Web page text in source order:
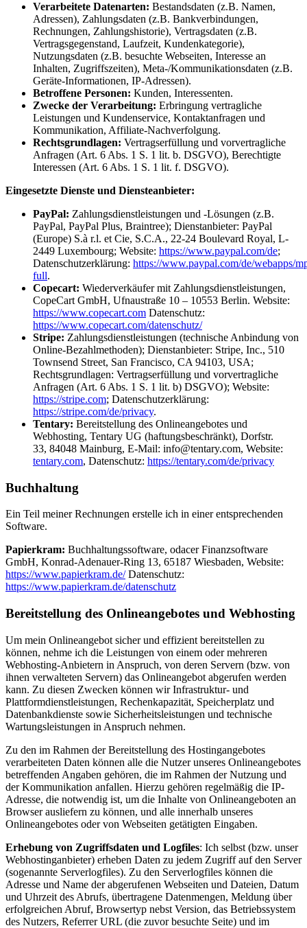
Verarbeitete Datenarten: Bestandsdaten (z.B. Namen,
Adressen), Zahlungsdaten (z.B. Bankverbindungen,
Rechnungen, Zahlungshistorie), Vertragsdaten (z.B.
Vertragsgegenstand, Laufzeit, Kundenkategorie),
Nutzungsdaten (z.B. besuchte Webseiten, Interesse an
Inhalten, Zugriffszeiten), Meta-/Kommunikationsdaten (z.B.
Geräte-Informationen, IP-Adressen).
Betroffene Personen: Kunden, Interessenten.
Zwecke der Verarbeitung: Erbringung vertragliche
Leistungen und Kundenservice, Kontaktanfragen und
Kommunikation, Affiliate-Nachverfolgung.
Rechtsgrundlagen: Vertragserfüllung und vorvertragliche
Anfragen (Art. 6 Abs. 1 S. 1 lit. b. DSGVO), Berechtigte
Interessen (Art. 6 Abs. 1 S. 1 lit. f. DSGVO).
Eingesetzte Dienste und Diensteanbieter:
PayPal: Zahlungsdienstleistungen und -Lösungen (z.B.
PayPal, PayPal Plus, Braintree); Dienstanbieter: PayPal
(Europe) S.à r.l. et Cie, S.C.A., 22-24 Boulevard Royal, L-
2449 Luxembourg; Website: https://www.paypal.com/de;
Datenschutzerklärung: https://www.paypal.com/de/webapps/
full.
Copecart: Wiederverkäufer mit Zahlungsdienstleistungen,
CopeCart GmbH, Ufnaustraße 10 – 10553 Berlin. Website:
https://www.copecart.com Datenschutz:
https://www.copecart.com/datenschutz/
Stripe: Zahlungsdienstleistungen (technische Anbindung von
Online-Bezahlmethoden); Dienstanbieter: Stripe, Inc., 510
Townsend Street, San Francisco, CA 94103, USA;
Rechtsgrundlagen: Vertragserfüllung und vorvertragliche
Anfragen (Art. 6 Abs. 1 S. 1 lit. b) DSGVO); Website:
https://stripe.com; Datenschutzerklärung:
https://stripe.com/de/privacy.
Tentary: Bereitstellung des Onlineangebotes und
Webhosting, Tentary UG (haftungsbeschränkt), Dorfstr.
33, 84048 Mainburg, E-Mail: info@tentary.com, Website:
tentary.com, Datenschutz: https://tentary.com/de/privacy
Buchhaltung
Ein Teil meiner Rechnungen erstelle ich in einer entsprechenden
Software.
Papierkram: Buchhaltungssoftware, odacer Finanzsoftware
GmbH, Konrad-Adenauer-Ring 13, 65187 Wiesbaden, Website:
https://www.papierkram.de/Datenschutz:
https://www.papierkram.de/datenschutz
Bereitstellung des Onlineangebotes und Webhosting
Um mein Onlineangebot sicher und effizient bereitstellen zu
können, nehme ich die Leistungen von einem oder mehreren
Webhosting-Anbietern in Anspruch, von deren Servern (bzw. von
ihnen verwalteten Servern) das Onlineangebot abgerufen werden
kann. Zu diesen Zwecken können wir Infrastruktur- und
Plattformdienstleistungen, Rechenkapazität, Speicherplatz und
Datenbankdienste sowie Sicherheitsleistungen und technische
Wartungsleistungen in Anspruch nehmen.
Zu den im Rahmen der Bereitstellung des Hostingangebotes
verarbeiteten Daten können alle die Nutzer unseres Onlineangebotes
betreffenden Angaben gehören, die im Rahmen der Nutzung und
der Kommunikation anfallen. Hierzu gehören regelmäßig die IP-
Adresse, die notwendig ist, um die Inhalte von Onlineangeboten an
Browser ausliefern zu können, und alle innerhalb unseres
Onlineangebotes oder von Webseiten getätigten Eingaben.
Erhebung von Zugriffsdaten und Logfiles: Ich selbst (bzw. unser
Webhostinganbieter) erheben Daten zu jedem Zugriff auf den Server
(sogenannte Serverlogfiles). Zu den Serverlogfiles können die
Adresse und Name der abgerufenen Webseiten und Dateien, Datum
und Uhrzeit des Abrufs, übertragene Datenmengen, Meldung über
erfolgreichen Abruf, Browsertyp nebst Version, das Betriebssystem
des Nutzers, Referrer URL (die zuvor besuchte Seite) und im